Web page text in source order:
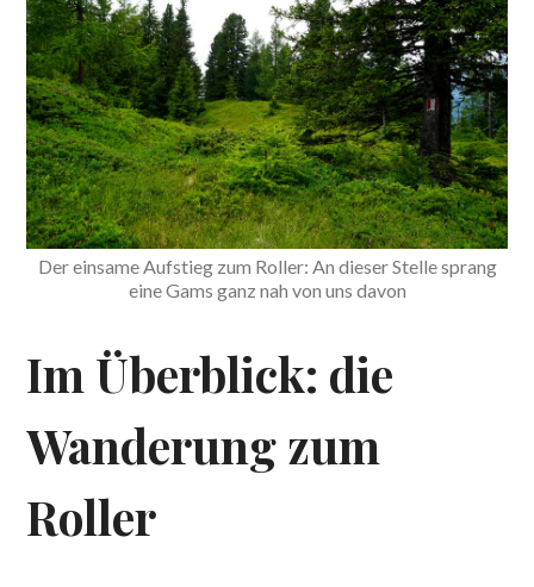
Der einsame Aufstieg zum Roller: An dieser Stelle sprang
eine Gams ganz nah von uns davon
Im Überblick: die
Wanderung zum
Roller